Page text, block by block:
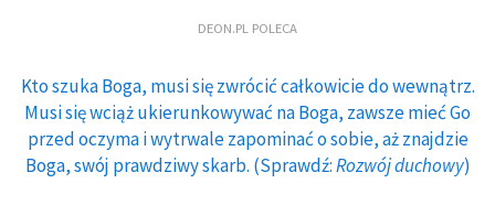
DEON.PL POLECA
Kto szuka Boga, musi się zwrócić całkowicie do wewnątrz.
Musi się wciąż ukierunkowywać na Boga, zawsze mieć Go
przed oczyma i wytrwale zapominać o sobie, aż znajdzie
Boga, swój prawdziwy skarb. (Sprawdź:Rozwój duchowy)